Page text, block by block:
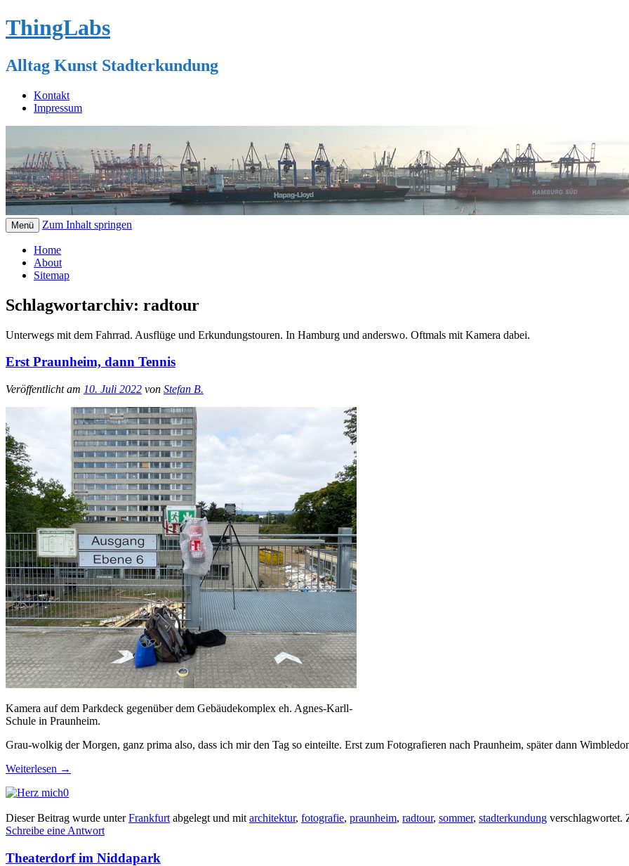
ThingLabs
Alltag Kunst Stadterkundung
Kontakt
Impressum
Menü Zum Inhalt springen
Home
About
Sitemap
Schlagwortarchiv: radtour
Unterwegs mit dem Fahrrad. Ausflüge und Erkundungstouren. In Hamburg und anderswo. Oftmals mit Kamera dabei.
Erst Praunheim, dann Tennis
Veröffentlicht am 10. Juli 2022 von Stefan B.
Kamera auf dem Parkdeck gegenüber dem Gebäudekomplex eh. Agnes-Karll-
Schule in Praunheim.
Grau-wolkig der Morgen, ganz prima also, dass ich mir den Tag so einteilte. Erst zum Fotografieren nach Praunheim, später dann
Weiterlesen →
0
Dieser Beitrag wurde unterFrankfurt abgelegt und mit architektur, fotografie, praunheim, radtour, sommer, stadterkundung verschlagwortet.
Schreibe eine Antwort
Theaterdorf im Niddapark